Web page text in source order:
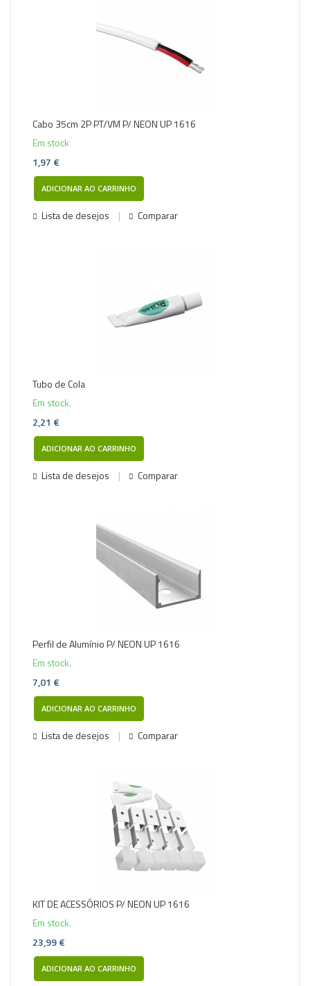
Cabo 35cm 2P PT/VM P/ NEON UP 1616
Em stock
1,97 €
ADICIONAR AO CARRINHO
Lista de desejos Comparar
Tubo de Cola
Em stock.
2,21 €
ADICIONAR AO CARRINHO
Lista de desejos Comparar
Perfil de Alumínio P/ NEON UP 1616
Em stock.
7,01 €
ADICIONAR AO CARRINHO
Lista de desejos Comparar
KIT DE ACESSÓRIOS P/ NEON UP 1616
Em stock.
23,99 €
ADICIONAR AO CARRINHO